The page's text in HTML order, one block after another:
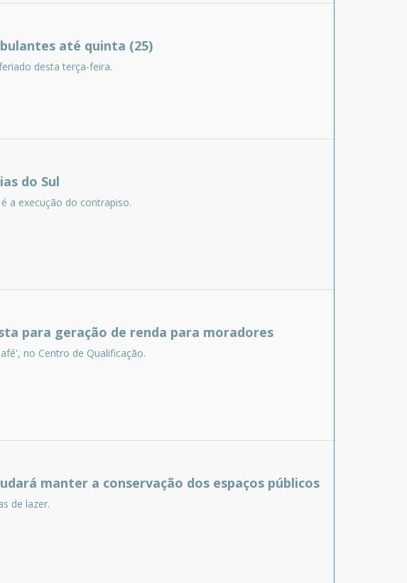
até quinta (25)
desta terça-feira.
do Sul
a execução do contrapiso.
para geração de renda para moradores
no Centro de Qualificação.
manter a conservação dos espaços públicos
de lazer.